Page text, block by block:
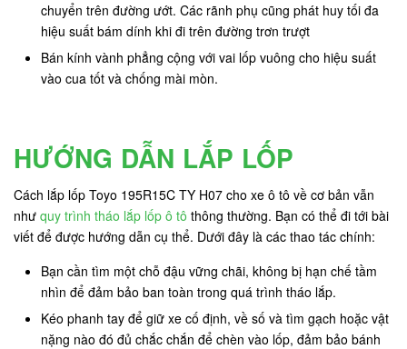
chuyển trên đường ướt. Các rãnh phụ cũng phát huy tối đa
hiệu suất bám dính khi đi trên đường trơn trượt
Bán kính vành phẳng cộng với vai lốp vuông cho hiệu suất
vào cua tốt và chống mài mòn.
HƯỚNG DẪN LẮP LỐP
Cách lắp lốp Toyo 195R15C TY H07 cho xe ô tô về cơ bản vẫn
như quy trình tháo lắp lốp ô tô thông thường. Bạn có thể đi tới bài
viết để được hướng dẫn cụ thể. Dưới đây là các thao tác chính:
Bạn cần tìm một chỗ đậu vững chãi, không bị hạn chế tầm
nhìn để đảm bảo ban toàn trong quá trình tháo lắp.
Kéo phanh tay để giữ xe cố định, về số và tìm gạch hoặc vật
nặng nào đó đủ chắc chắn để chèn vào lốp, đảm bảo bánh